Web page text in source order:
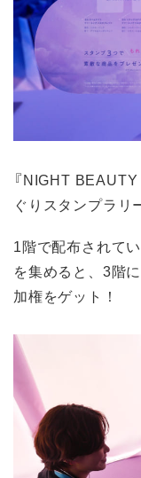
『NIGHT
ぐりスタンプラリ
1階で配布されて
を集めると、3階
加権をゲット！